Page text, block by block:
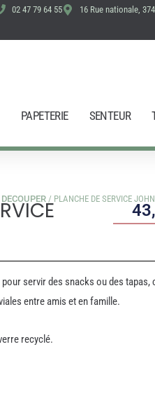
02 47 79 64 55 16 Rue nationale,
PAPETERIE SENTEUR
/ PLANCHE DE SERVICE
servir des snacks ou des tapas,
entre amis et en famille.
recyclé.
SERVICE
VERRE